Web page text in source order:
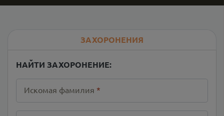
ЗАХОРОНЕНИЯ
НАЙТИ ЗАХОРОНЕНИЕ:
Искомая фамилия *